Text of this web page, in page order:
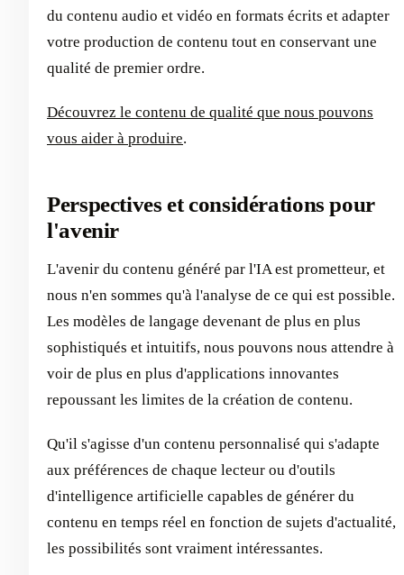
du contenu audio et vidéo en formats écrits et adapter
votre production de contenu tout en conservant une
qualité de premier ordre.
Découvrez le contenu de qualité que nous pouvons
vous aider à produire.
Perspectives et considérations pour
l'avenir
L'avenir du contenu généré par l'IA est prometteur, et
nous n'en sommes qu'à l'analyse de ce qui est possible.
Les modèles de langage devenant de plus en plus
sophistiqués et intuitifs, nous pouvons nous attendre à
voir de plus en plus d'applications innovantes
repoussant les limites de la création de contenu.
Qu'il s'agisse d'un contenu personnalisé qui s'adapte
aux préférences de chaque lecteur ou d'outils
d'intelligence artificielle capables de générer du
contenu en temps réel en fonction de sujets d'actualité,
les possibilités sont vraiment intéressantes.